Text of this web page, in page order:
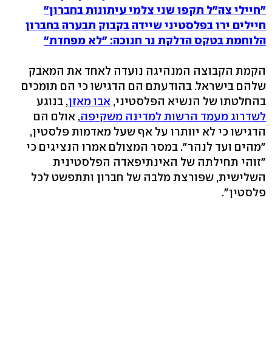
"חיילי צה"ל תקפו שני צלמי עיתונות בחברון"
חיילים ירו בפלסטיני שיידה בקבוק תבערה בחברון
הלוחמת בטקס הדלקת נר חנוכה: "לא מפחדת"
הקמת הקבוצה המנהיגה נועדה לאחד את המאבק
שלהם בישראל. בהודעתם הם הדגישו כי הם תומכים
בהחלטתו של הנשיא הפלסטיני, אבו מאזן, בנוגע
לשדרוג מעמד הרשות למדינה משקיפה, אולם הם
הדגישו כי לא יוותרו על אף שעל מאדמות פלסטין,
"מהים ועד לנהר". במסר המצולם אמרו הנציגים כי
"זוהי תחילתה של האינתיפאדה הפלסטינית
השלישית, שפורצת מלבה של חברון ותתפשט לכל
פלסטין".